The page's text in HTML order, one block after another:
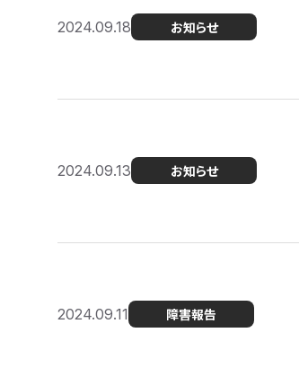
2024.09.18 お知らせ
2024.09.13 お知らせ
2024.09.11 障害報告